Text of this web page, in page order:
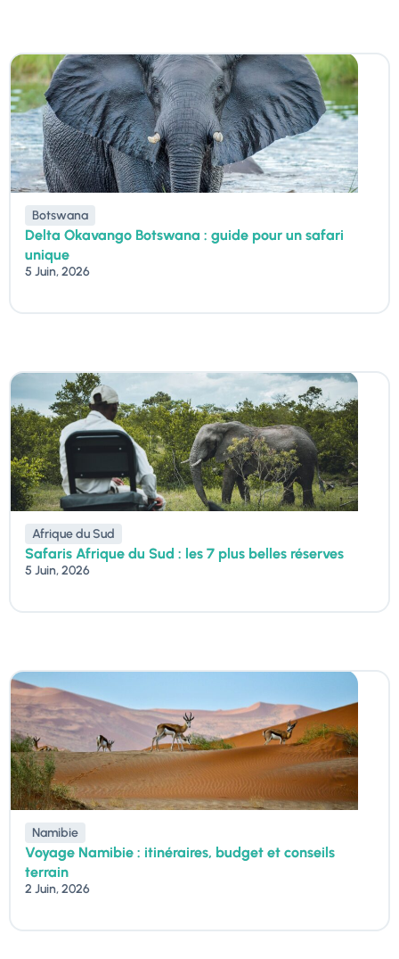
Botswana
Delta Okavango Botswana : guide pour un safari
unique
5 Juin, 2026
Afrique du Sud
Safaris Afrique du Sud : les 7 plus belles réserves
5 Juin, 2026
Namibie
Voyage Namibie : itinéraires, budget et conseils
terrain
2 Juin, 2026